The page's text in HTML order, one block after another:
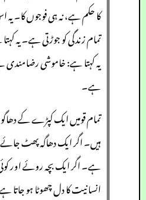
کا حکم ہے، نہ ہی فوجوں کا۔
تمام زندگی کو جوڑتی ہے۔ یہ
یہ کہتا ہے: خاموشی رضامندی
ہے۔
تمام قومیں ایک کپڑے کے
ہیں۔ اگر ایک دھاگہ پھٹ جائے،
ہے۔ اگر ایک بچہ روئے اور
انسانیت کا دل چھوٹا ہو جاتا